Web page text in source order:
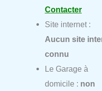
Contacter
Site internet :
Aucun site
connu
Le Garage à
domicile : non